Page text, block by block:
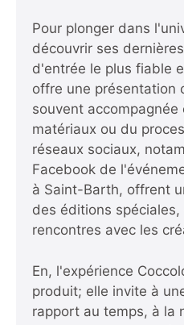
Pour plonger dans
découvrir ses
d'entrée le plus fiable
offre une présentation
souvent
matériaux ou du
réseaux sociaux,
Facebook de
à Saint-Barth, offrent
des éditions
rencontres avec les
En, l'expérience
produit; elle invite à
rapport au temps, à la